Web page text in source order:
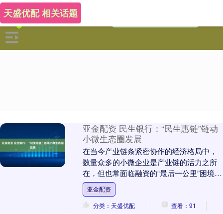
天盛优配 相关话题
亚金配资 民生银行：“民生惠链”链动
小微生态圈发展
在当今产业链条紧密协作的经济格局中，
数量众多的小微企业是产业链的活力之所
在，但也常面临融资的“最后一公里”困境。
成立近30年来，民生银行始终秉持“服务大
众、情系....
亚金配资
分类：天盛优配
查看：91